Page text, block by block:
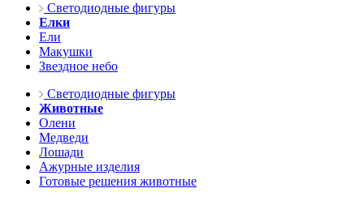
Светодиодные фигуры
Елки
Ели
Макушки
Звездное небо
Светодиодные фигуры
Животные
Олени
Медведи
Лошади
Ажурные изделия
Готовые решения животные